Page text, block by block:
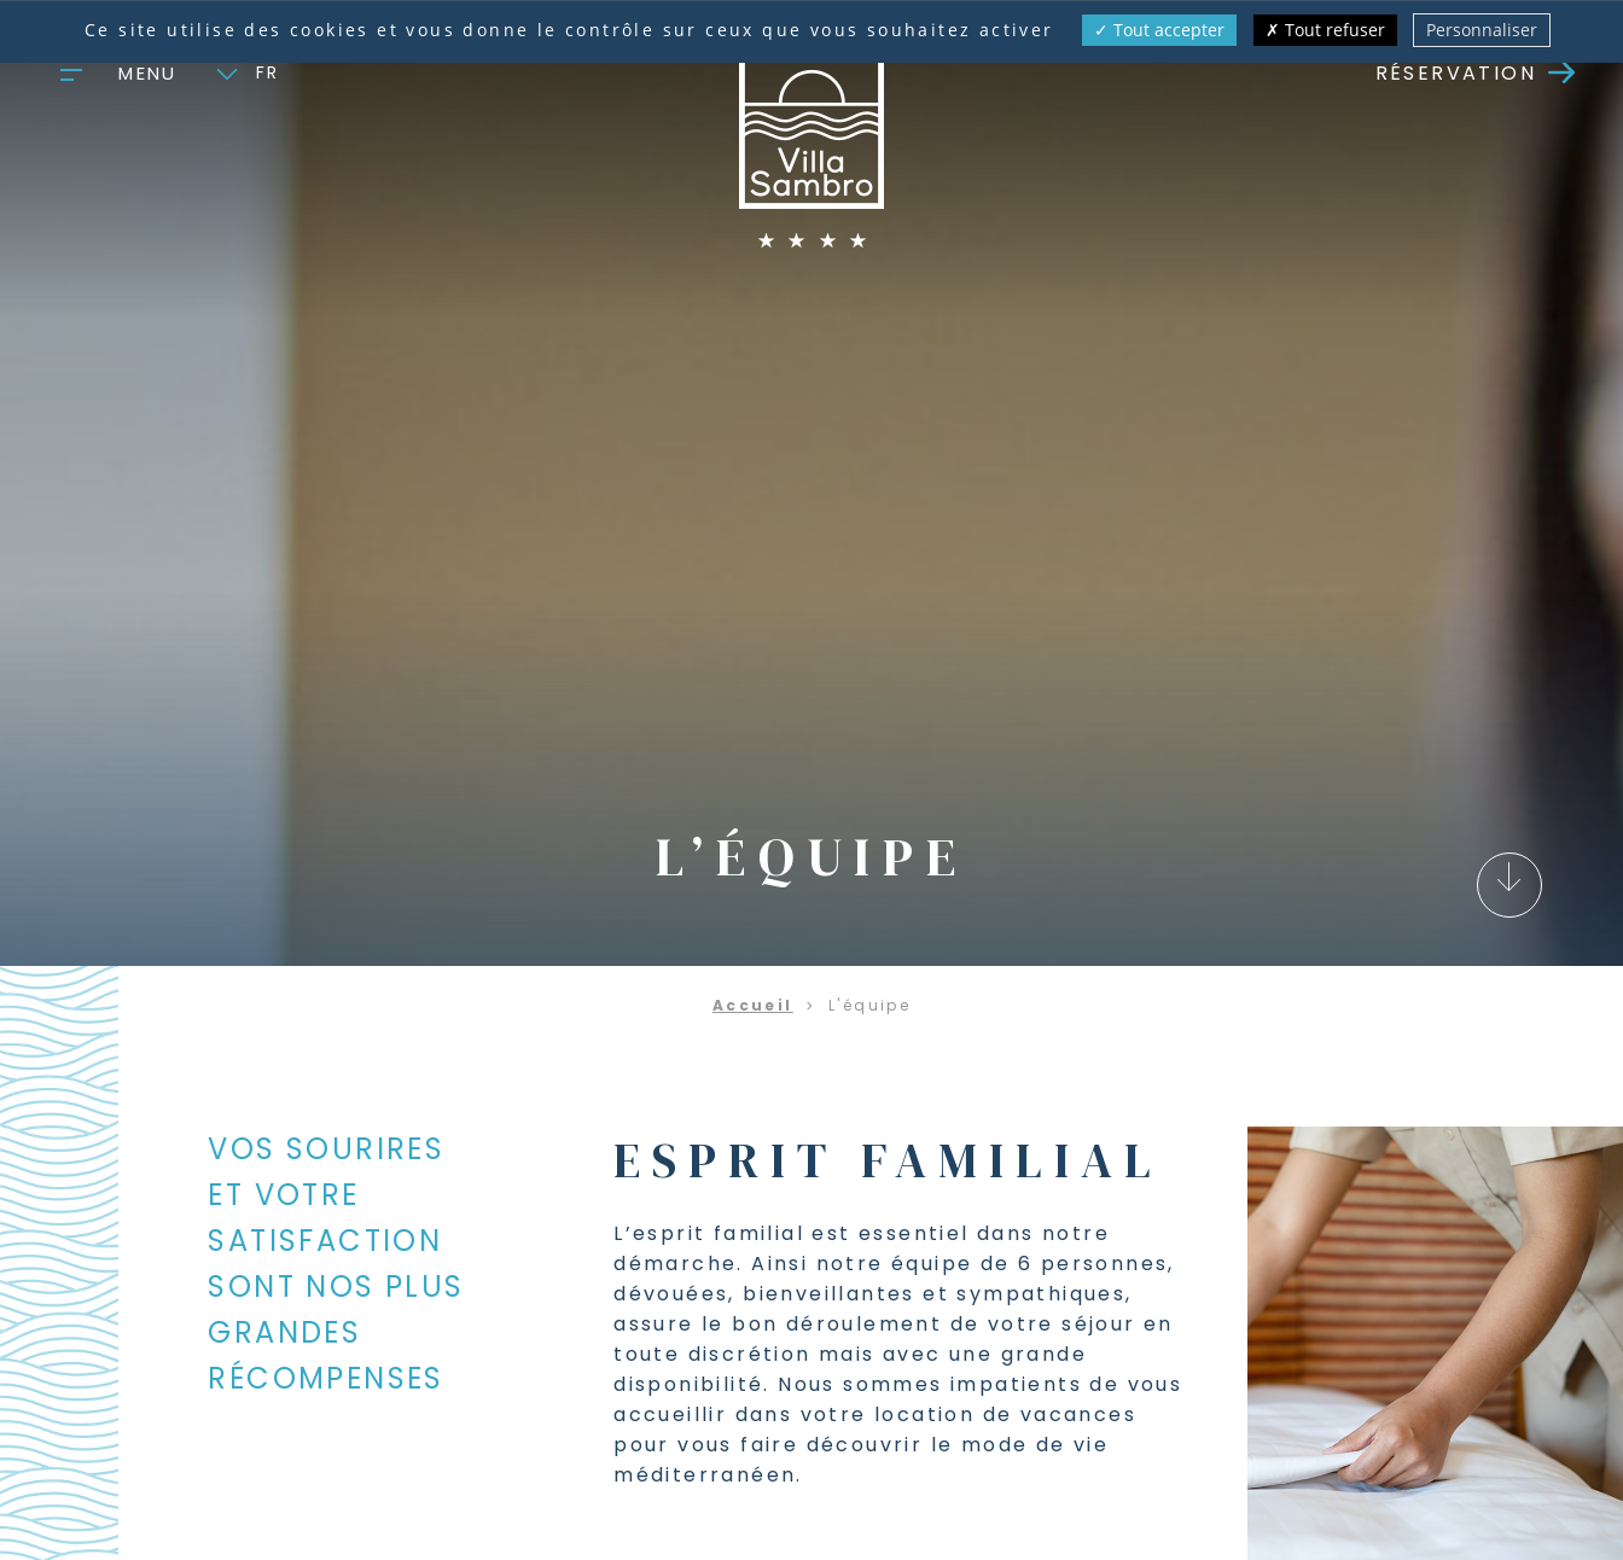
MENU FR RÉSERVATION
L’ÉQUIPE
Accueil L'équipe
VOS SOURIRES
ET VOTRE
SATISFACTION
SONT NOS PLUS
GRANDES
RÉCOMPENSES
ESPRIT FAMILIAL
L’esprit familial est essentiel dans notre
démarche. Ainsi notre équipe de 6 personnes,
dévouées, bienveillantes et sympathiques,
assure le bon déroulement de votre séjour en
toute discrétion mais avec une grande
disponibilité. Nous sommes impatients de vous
accueillir dans votre location de vacances
pour vous faire découvrir le mode de vie
méditerranéen.
Ce site utilise des cookies et vous donne le contrôle sur ceux que vous souhaitez activer Tout accepter Tout refuser Personnaliser